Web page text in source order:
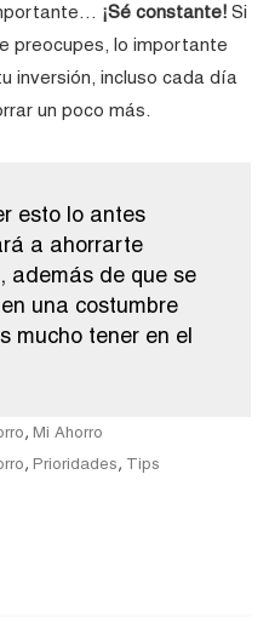
¡Sé constante! Si
preocupes, lo importante
inversión, incluso cada día
un poco más.
esto lo antes
a ahorrarte
además de que se
una costumbre
mucho tener en el
, Mi Ahorro
, Prioridades, Tips